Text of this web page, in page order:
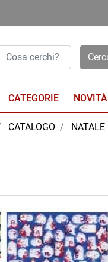
Open menu
NOVITÀ
CATALOGO NATALE